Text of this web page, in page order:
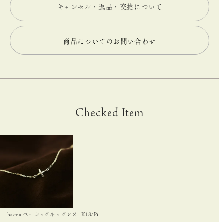
キャンセル・返品・交換について
商品についてのお問い合わせ
Checked Item
hacca ベーシックネックレス -K18/Pt-